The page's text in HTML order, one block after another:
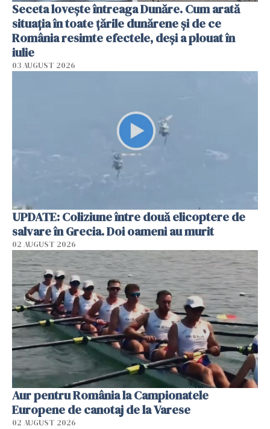
Seceta lovește întreaga Dunăre. Cum arată
situația în toate țările dunărene și de ce
România resimte efectele, deși a plouat în
iulie
03 AUGUST 2026
UPDATE: Coliziune între două elicoptere de
salvare în Grecia. Doi oameni au murit
02 AUGUST 2026
Aur pentru România la Campionatele
Europene de canotaj de la Varese
02 AUGUST 2026